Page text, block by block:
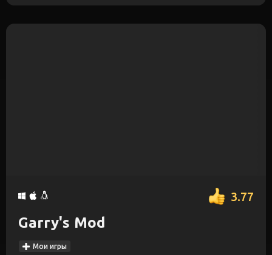
3.77
Garry's Mod
Мои игры